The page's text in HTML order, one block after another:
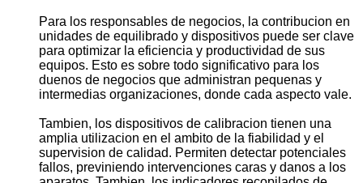
Para los responsables de negocios, la contribucion en
unidades de equilibrado y dispositivos puede ser clave
para optimizar la eficiencia y productividad de sus
equipos. Esto es sobre todo significativo para los
duenos de negocios que administran pequenas y
intermedias organizaciones, donde cada aspecto vale.
Tambien, los dispositivos de calibracion tienen una
amplia utilizacion en el ambito de la fiabilidad y el
supervision de calidad. Permiten detectar potenciales
fallos, previniendo intervenciones caras y danos a los